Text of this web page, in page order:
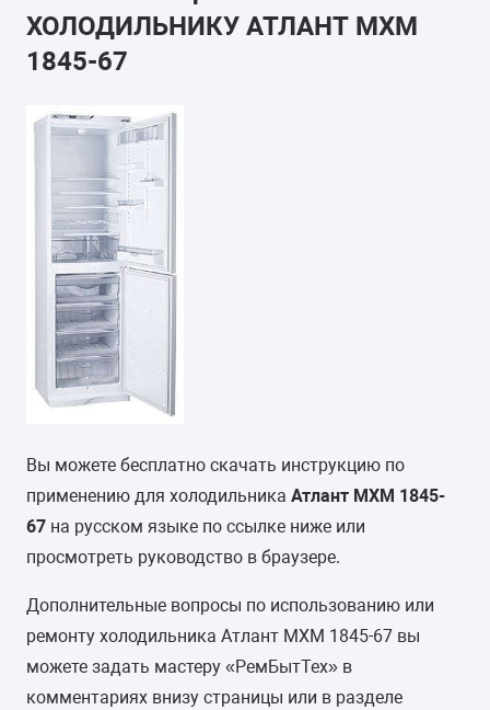
ХОЛОДИЛЬНИКУ АТЛАНТ МХМ
1845-67
Вы можете бесплатно скачать инструкцию по
применению для холодильника Атлант МХМ 1845-
67 на русском языке по ссылке ниже или
просмотреть руководство в браузере.
Дополнительные вопросы по использованию или
ремонту холодильника Атлант МХМ 1845-67 вы
можете задать мастеру «РемБытТех» в
комментариях внизу страницы или в разделе